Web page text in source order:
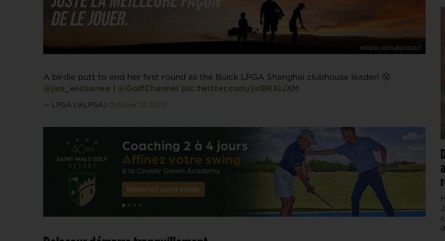
A birdie putt to end her first round as the Buick LPGA Shanghai clubhouse leader! 😤
@jan_wichanee @GolfChannel pic.twitter.com/jslBKXiJXM
— LPGA (@LPGA) October 12, 2023